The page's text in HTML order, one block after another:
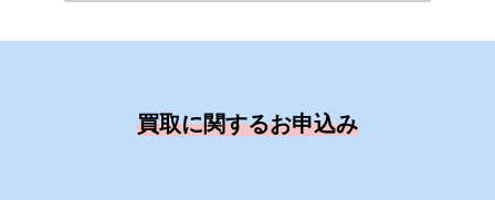
買取に関するお申込み